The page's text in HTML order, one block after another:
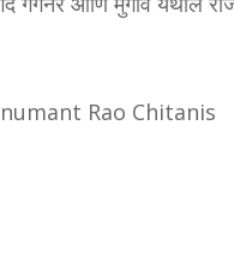
Rao Chitanis